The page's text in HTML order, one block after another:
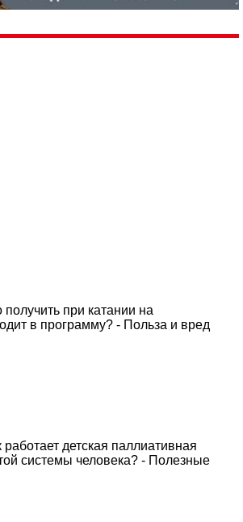
при катании на
в программу? - Польза и вред
детская паллиативная
системы человека? - Полезные